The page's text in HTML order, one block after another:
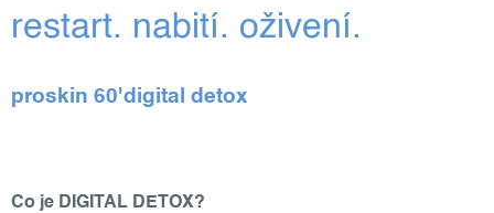
restart. nabití. oživení.
proskin 60'digital detox
Co je DIGITAL DETOX?